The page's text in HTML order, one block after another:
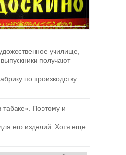
училище,
получают
по производству
табаке». Поэтому и
его изделий. Хотя еще